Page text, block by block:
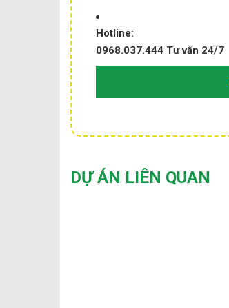
Hotline:
0968.037.444 Tư vấn 24/7
DỰ ÁN LIÊN QUAN